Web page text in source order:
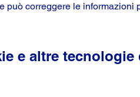
può correggere le
e altre tecnologie